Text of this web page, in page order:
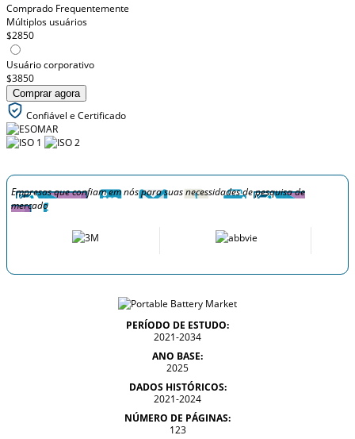
Comprado Frequentemente
Múltiplos usuários
$2850
Usuário corporativo
$3850
Comprar agora
Confiável e Certificado
Empresas que confiam em nós para suas necessidades de pesquisa de
mercado
PERÍODO DE ESTUDO:
2021-2034
ANO BASE:
2025
DADOS HISTÓRICOS:
2021-2024
NÚMERO DE PÁGINAS:
123